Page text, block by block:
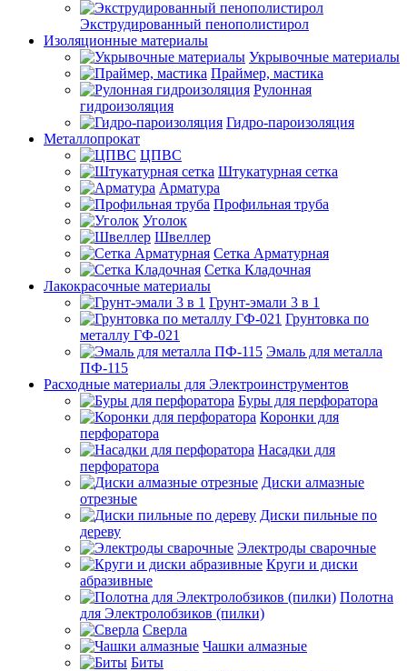
Экструдированный пенополистирол
Изоляционные материалы
Укрывочные материалы
Праймер, мастика
Рулонная
гидроизоляция
Гидро-пароизоляция
Металлопрокат
ЦПВС
Штукатурная сетка
Арматура
Профильная труба
Уголок
Швеллер
Сетка Арматурная
Сетка Кладочная
Лакокрасочные материалы
Грунт-эмали 3 в 1
Грунтовка по
металлу ГФ-021
Эмаль для металла
ПФ-115
Расходные материалы для Электроинструментов
Буры для перфоратора
Коронки для
перфоратора
Насадки для
перфоратора
Диски алмазные
отрезные
Диски пильные по
дереву
Электроды сварочные
Круги и диски
абразивные
Полотна
для Электролобзиков (пилки)
Сверла
Чашки алмазные
Биты